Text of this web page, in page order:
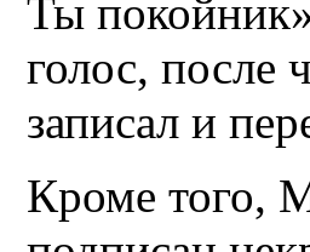
Ты
голос, после
записал и
Кроме того,